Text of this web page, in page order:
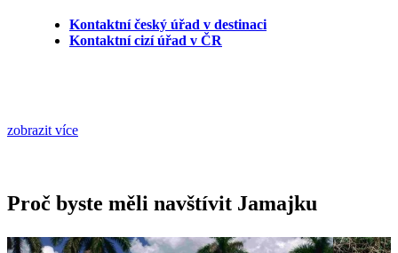
Kontaktní český úřad v destinaci
Kontaktní cizí úřad v ČR
zobrazit více
Proč byste měli navštívit Jamajku